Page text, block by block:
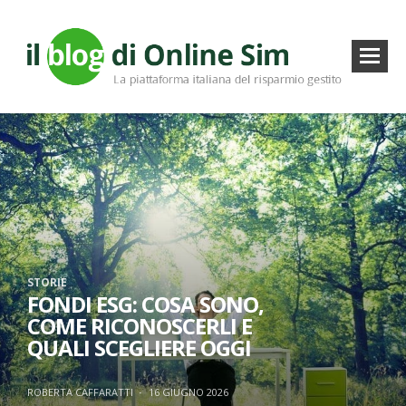
STORIE
FONDI ESG: COSA SONO,
COME RICONOSCERLI E
QUALI SCEGLIERE OGGI
ROBERTA CAFFARATTI · 16 GIUGNO 2026